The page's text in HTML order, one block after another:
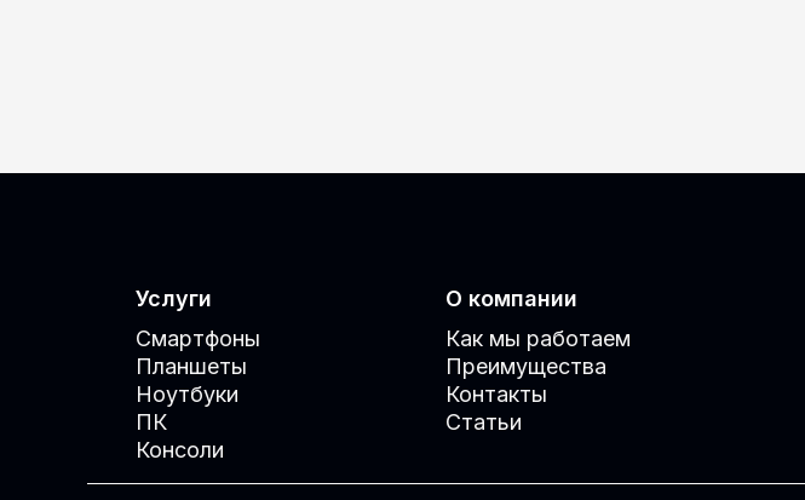
Услуги
Смартфоны
Планшеты
Ноутбуки
ПК
Консоли
О компании
Как мы работаем
Преимущества
Контакты
Статьи